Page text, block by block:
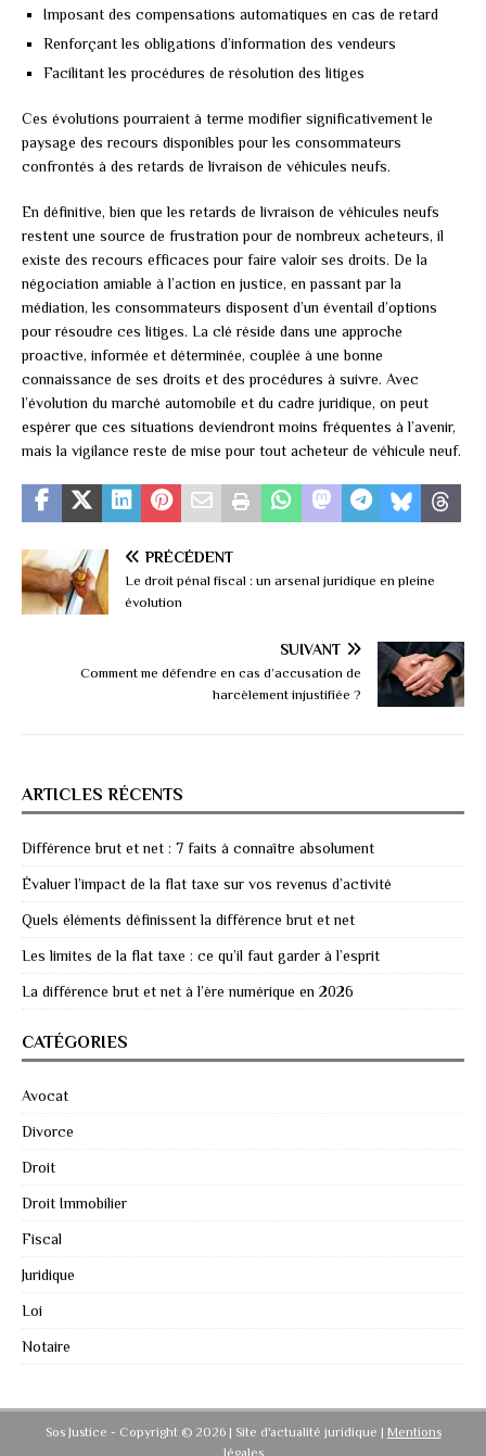
Imposant des compensations automatiques en cas de retard
Renforçant les obligations d’information des vendeurs
Facilitant les procédures de résolution des litiges
Ces évolutions pourraient à terme modifier significativement le
paysage des recours disponibles pour les consommateurs
confrontés à des retards de livraison de véhicules neufs.
En définitive, bien que les retards de livraison de véhicules neufs
restent une source de frustration pour de nombreux acheteurs, il
existe des recours efficaces pour faire valoir ses droits. De la
négociation amiable à l’action en justice, en passant par la
médiation, les consommateurs disposent d’un éventail d’options
pour résoudre ces litiges. La clé réside dans une approche
proactive, informée et déterminée, couplée à une bonne
connaissance de ses droits et des procédures à suivre. Avec
l’évolution du marché automobile et du cadre juridique, on peut
espérer que ces situations deviendront moins fréquentes à l’avenir,
mais la vigilance reste de mise pour tout acheteur de véhicule neuf.
PRÉCÉDENT
Le droit pénal fiscal : un arsenal juridique en pleine
évolution
SUIVANT
Comment me défendre en cas d’accusation de
harcèlement injustifiée ?
ARTICLES RÉCENTS
Différence brut et net : 7 faits à connaître absolument
Évaluer l’impact de la flat taxe sur vos revenus d’activité
Quels éléments définissent la différence brut et net
Les limites de la flat taxe : ce qu’il faut garder à l’esprit
La différence brut et net à l’ère numérique en 2026
CATÉGORIES
Avocat
Divorce
Droit
Droit Immobilier
Fiscal
Juridique
Loi
Notaire
Sos Justice - Copyright © 2026 | Site d'actualité juridique | Mentions